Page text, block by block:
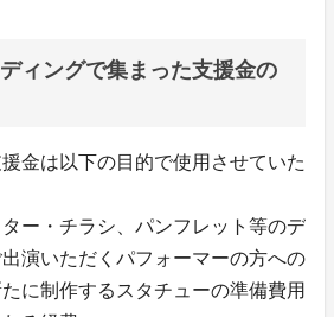
ィングで集まった支援金の
金は以下の目的で使用させていた
ター・チラシ、パンフレット等のデ
演いただくパフォーマーの方への
に制作するスタチューの準備費用